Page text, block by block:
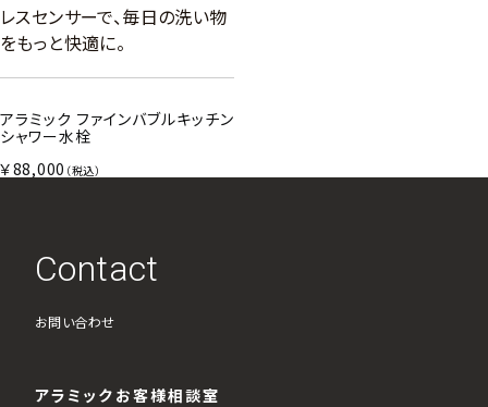
レスセンサーで、毎日の洗い物
をもっと快適に。
アラミック ファインバブルキッチン
シャワー水栓
￥88,000 （税込）
Contact
お問い合わせ
アラミックお客様相談室